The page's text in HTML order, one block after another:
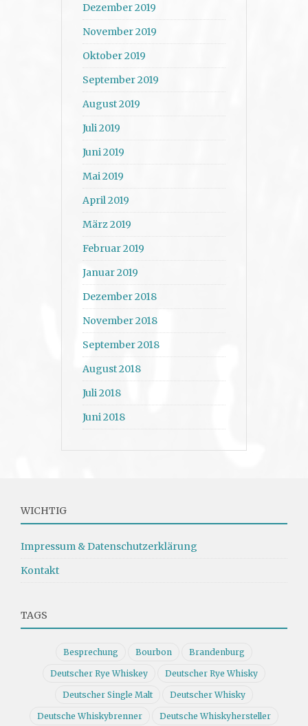
Dezember 2019
November 2019
Oktober 2019
September 2019
August 2019
Juli 2019
Juni 2019
Mai 2019
April 2019
März 2019
Februar 2019
Januar 2019
Dezember 2018
November 2018
September 2018
August 2018
Juli 2018
Juni 2018
WICHTIG
Impressum & Datenschutzerklärung
Kontakt
TAGS
Besprechung Bourbon Brandenburg
Deutscher Rye Whiskey Deutscher Rye Whisky
Deutscher Single Malt Deutscher Whisky
Deutsche Whiskybrenner Deutsche Whiskyhersteller